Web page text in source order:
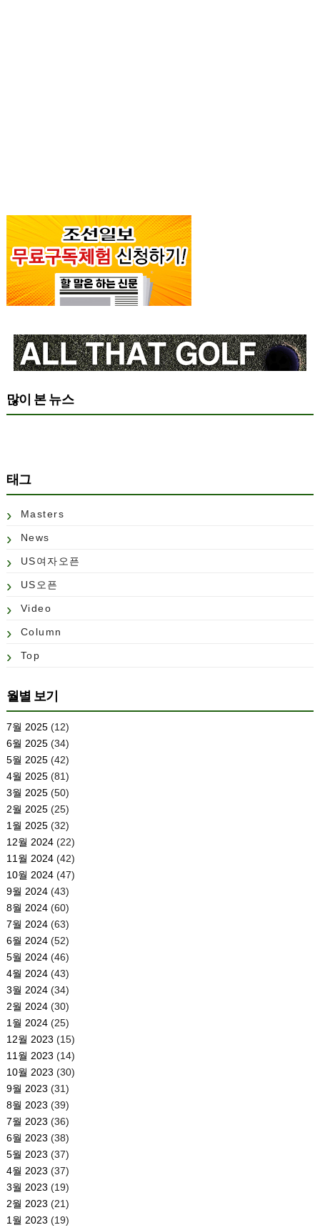
많이 본 뉴스
태그
Masters
News
US여자오픈
US오픈
Video
Column
Top
월별 보기
7월 2025(12)
6월 2025(34)
5월 2025(42)
4월 2025(81)
3월 2025(50)
2월 2025(25)
1월 2025(32)
12월 2024(22)
11월 2024(42)
10월 2024(47)
9월 2024(43)
8월 2024(60)
7월 2024(63)
6월 2024(52)
5월 2024(46)
4월 2024(43)
3월 2024(34)
2월 2024(30)
1월 2024(25)
12월 2023 (15)
11월 2023 (14)
10월 2023 (30)
9월 2023 (31)
8월 2023 (39)
7월 2023 (36)
6월 2023 (38)
5월 2023 (37)
4월 2023 (37)
3월 2023 (19)
2월 2023 (21)
1월 2023 (19)